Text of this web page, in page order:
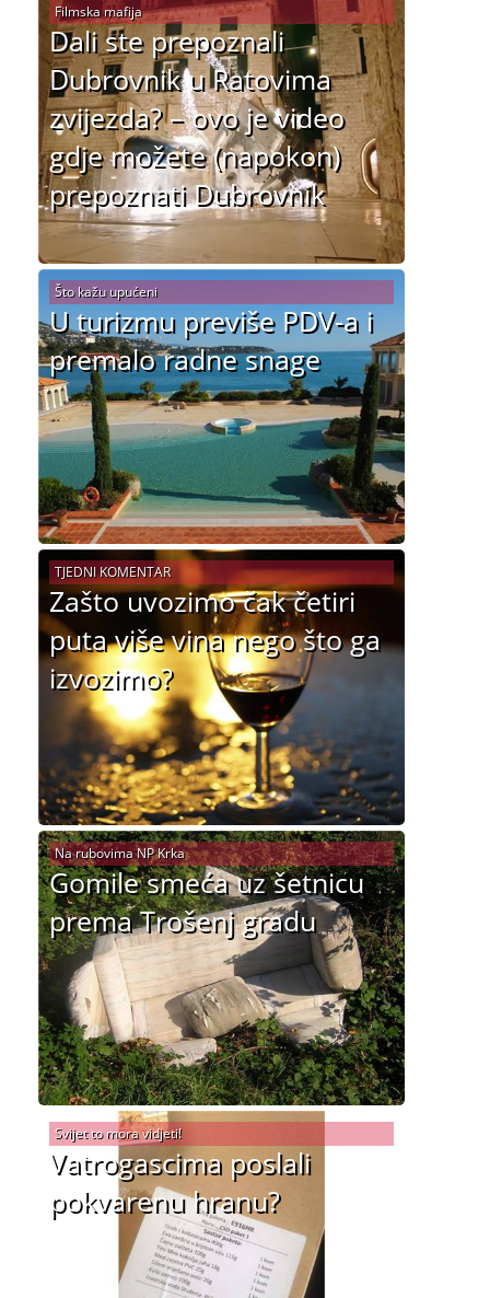
Dali ste prepoznali
Dubrovnik u Ratovima
zvijezda? – ovo je video
gdje možete (napokon)
prepoznati Dubrovnik
Filmska mafija
U turizmu previše PDV-a i
premalo radne snage
Što kažu upućeni
Zašto uvozimo čak četiri
puta više vina nego što ga
izvozimo?
TJEDNI KOMENTAR
Gomile smeća uz šetnicu
prema Trošenj gradu
Na rubovima NP Krka
Vatrogascima poslali
pokvarenu hranu?
Svijet to mora vidjeti!